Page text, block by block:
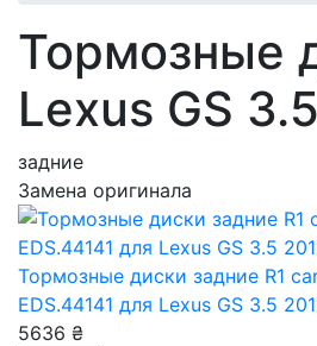
Тормозные
Lexus GS
задние
Замена оригинала
Тормозные диски задние R1
EDS.44141 для Lexus GS 3.5
5636 ₴